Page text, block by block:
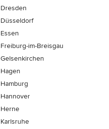
Dresden
Düsseldorf
Essen
Freiburg-im-Breisgau
Gelsenkirchen
Hagen
Hamburg
Hannover
Herne
Karlsruhe